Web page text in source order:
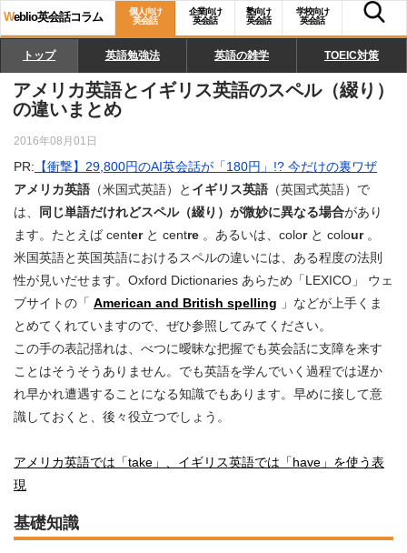
Weblio英会話コラム
個人向け
英会話
企業向け
英会話
塾向け
英会話
学校向け
英会話
トップ 英語勉強法 英語の雑学 TOEIC対策
アメリカ英語とイギリス英語のスペル（綴り）
の違いまとめ
2016年08月01日
PR: 【衝撃】29,800円のAI英会話が「180円」!? 今だけの裏ワザ
アメリカ英語 （米国式英語）と イギリス英語 （英国式英語）で
は、
同じ単語だけれどスペル（綴り）が微妙に異なる場合があり
ます。たとえば centerと centre 。あるいは、colorと colour。
米国英語と英国英語におけるスペルの違いには、ある程度の法則
性が見いだせます。Oxford Dictionaries あらため「LEXICO」 ウェ
ブサイトの「 American and British spelling 」などが上手くま
とめてくれていますので、ぜひ参照してみてください。
この手の表記揺れは、べつに曖昧な把握でも英会話に支障を来す
ことはそうそうありません。でも英語を学んでいく過程では遅か
れ早かれ遭遇することになる知識でもあります。早めに接して意
識しておくと、後々役立つでしょう。
アメリカ英語では「take」、イギリス英語では「have」を使う表
現
基礎知識